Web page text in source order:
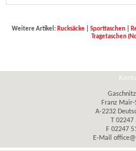
Weitere Artikel: Rucksäcke Sporttaschen
Tragetaschen
Franz
A-2232
T 02247
F 02247
E-Mail